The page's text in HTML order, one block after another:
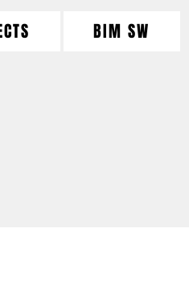
BIM SW